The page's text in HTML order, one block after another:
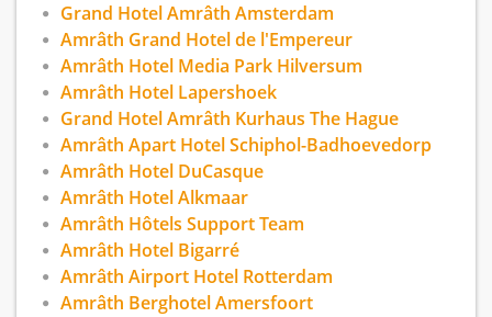
Grand Hotel Amrâth Amsterdam
Amrâth Grand Hotel de l'Empereur
Amrâth Hotel Media Park Hilversum
Amrâth Hotel Lapershoek
Grand Hotel Amrâth Kurhaus The Hague
Amrâth Apart Hotel Schiphol-Badhoevedorp
Amrâth Hotel DuCasque
Amrâth Hotel Alkmaar
Amrâth Hôtels Support Team
Amrâth Hotel Bigarré
Amrâth Airport Hotel Rotterdam
Amrâth Berghotel Amersfoort